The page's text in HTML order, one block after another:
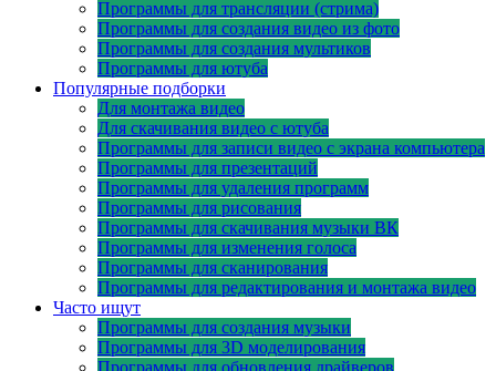
Программы для трансляции (стрима)
Программы для создания видео из фото
Программы для создания мультиков
Программы для ютуба
Популярные подборки
Для монтажа видео
Для скачивания видео с ютуба
Программы для записи видео с экрана компьютера
Программы для презентаций
Программы для удаления программ
Программы для рисования
Программы для скачивания музыки ВК
Программы для изменения голоса
Программы для сканирования
Программы для редактирования и монтажа видео
Часто ищут
Программы для создания музыки
Программы для 3D моделирования
Программы для обновления драйверов